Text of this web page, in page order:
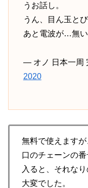
うお話し。
うん、目ん玉と
あと電波が…無い
— オノ 日本一周
2020
無料で使えます
口のチェーンの番
入ると、それな
大変でした。